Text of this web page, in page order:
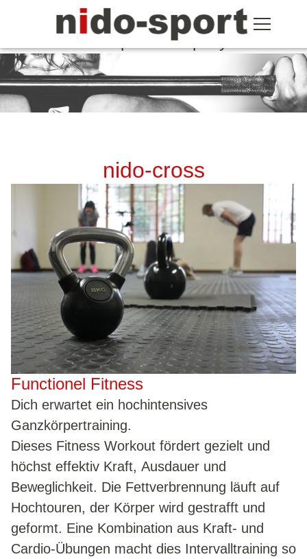
HOME
AKTUELLES
TRAINING MIT EIGENEM KÖRPERGEWICHT
3-EXERCISES-CHALLANGE
VIDEOS
The sports company
nido-cross
Functionel Fitness
Dich erwartet ein hochintensives
Ganzkörpertraining.
Dieses Fitness Workout fördert gezielt und
höchst effektiv Kraft, Ausdauer und
Beweglichkeit. Die Fettverbrennung läuft auf
Hochtouren, der Körper wird gestrafft und
geformt. Eine Kombination aus Kraft- und
Cardio-Übungen macht dies Intervalltraining so